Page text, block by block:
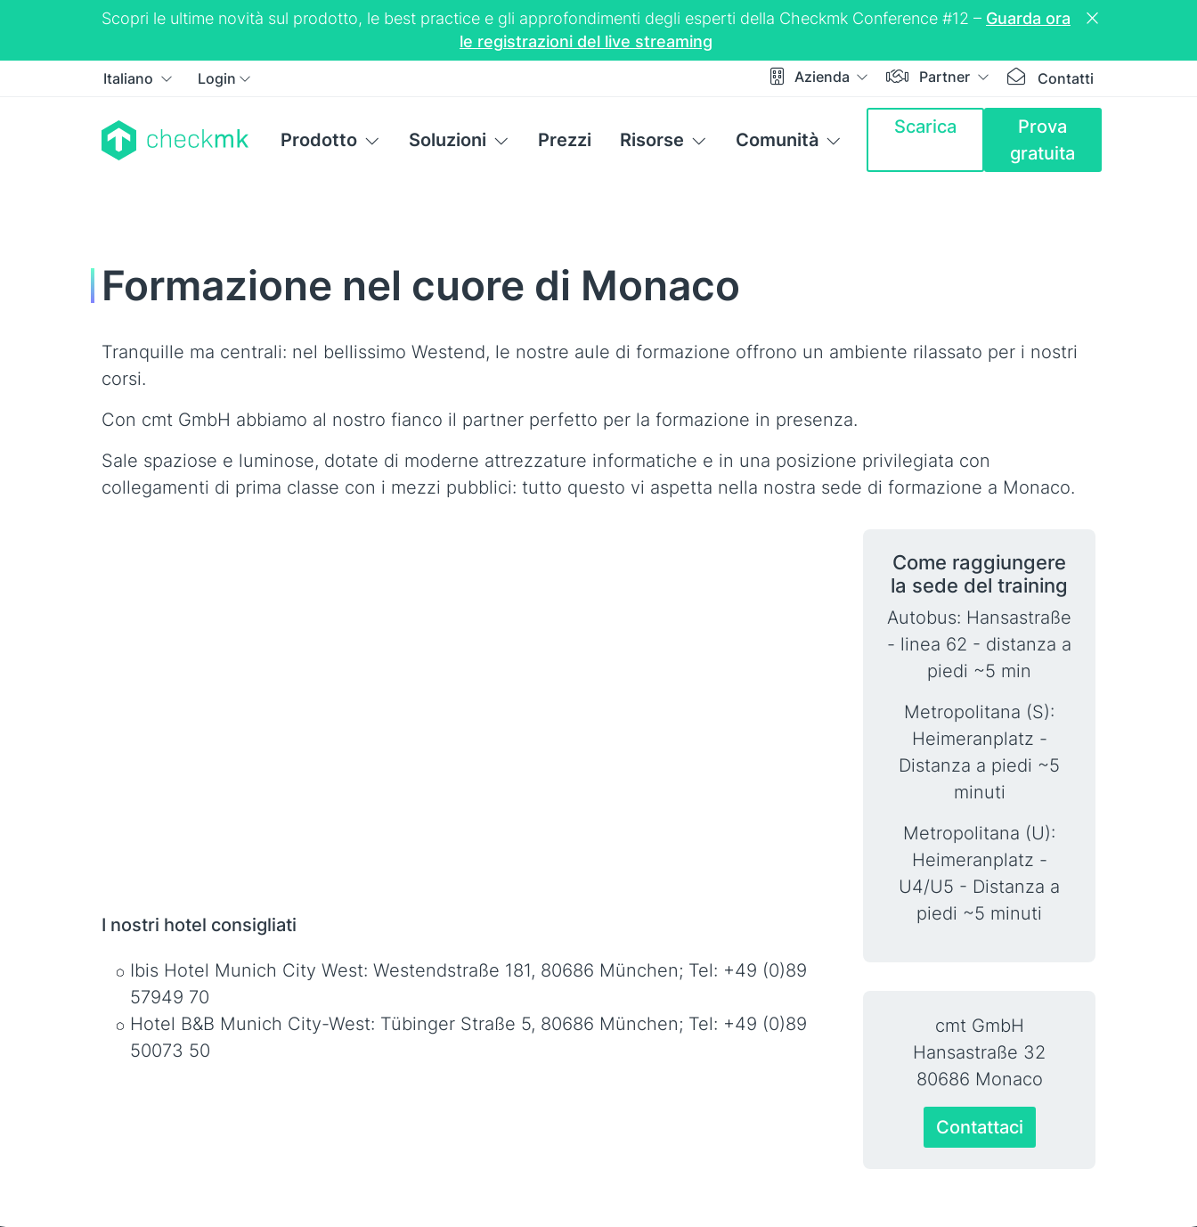
Scopri le ultime novità sul prodotto, le best practice e gli approfondimenti degli esperti della Checkmk Conference #12 – Guarda ora
le registrazioni del live streaming
Italiano Login Azienda Partner Contatti
Prodotto Soluzioni Prezzi Risorse Comunità
Scarica
Prova
gratuita
Formazione nel cuore di Monaco
Tranquille ma centrali: nel bellissimo Westend, le nostre aule di formazione offrono un ambiente rilassato per i nostri
corsi.
Con cmt GmbH abbiamo al nostro fianco il partner perfetto per la formazione in presenza.
Sale spaziose e luminose, dotate di moderne attrezzature informatiche e in una posizione privilegiata con
collegamenti di prima classe con i mezzi pubblici: tutto questo vi aspetta nella nostra sede di formazione a Monaco.
I nostri hotel consigliati
Ibis Hotel Munich City West: Westendstraße 181, 80686 München; Tel: +49 (0)89
57949 70
Hotel B&B Munich City-West: Tübinger Straße 5, 80686 München; Tel: +49 (0)89
50073 50
Come raggiungere
la sede del training
Autobus: Hansastraße
- linea 62 - distanza a
piedi ~5 min
Metropolitana (S):
Heimeranplatz -
Distanza a piedi ~5
minuti
Metropolitana (U):
Heimeranplatz -
U4/U5 - Distanza a
piedi ~5 minuti
cmt GmbH
Hansastraße 32
80686 Monaco
Contattaci